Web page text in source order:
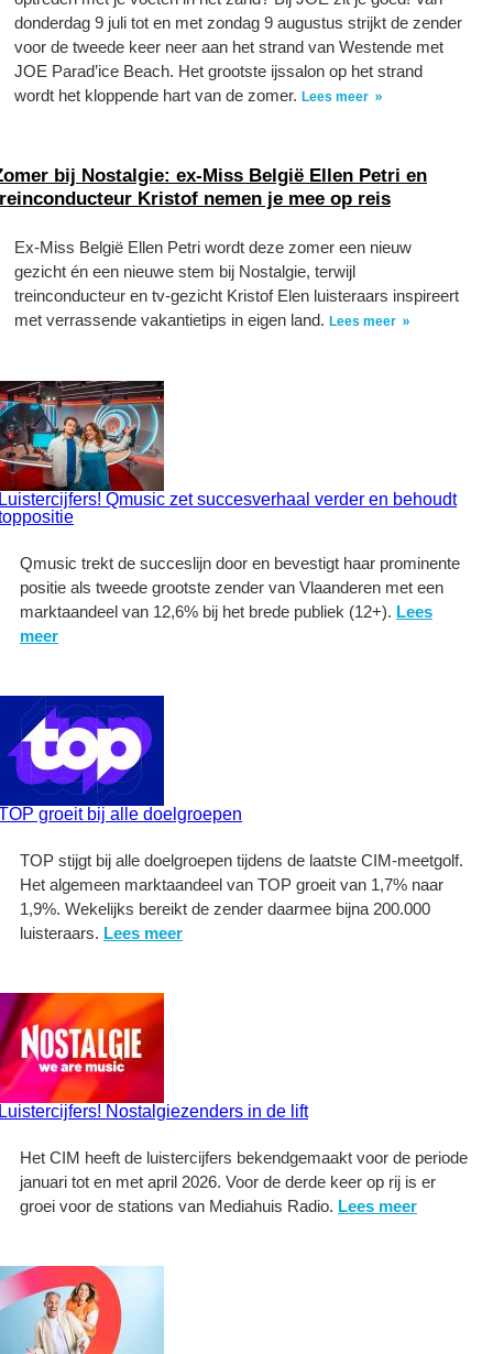
donderdag 9 juli tot en met zondag 9 augustus strijkt de zender
voor de tweede keer neer aan het strand van Westende met
JOE Parad’ice Beach. Het grootste ijssalon op het strand
wordt het kloppende hart van de zomer. Lees meer
bij Nostalgie: ex-Miss België Ellen Petri en
Kristof nemen je mee op reis
Ex-Miss België Ellen Petri wordt deze zomer een nieuw
gezicht én een nieuwe stem bij Nostalgie, terwijl
treinconducteur en tv-gezicht Kristof Elen luisteraars inspireert
met verrassende vakantietips in eigen land. Lees meer
Qmusic zet succesverhaal verder en behoudt
Qmusic trekt de succeslijn door en bevestigt haar prominente
positie als tweede grootste zender van Vlaanderen met een
marktaandeel van 12,6% bij het brede publiek (12+). Lees
meer
groeit bij alle doelgroepen
TOP stijgt bij alle doelgroepen tijdens de laatste CIM-meetgolf.
Het algemeen marktaandeel van TOP groeit van 1,7% naar
1,9%. Wekelijks bereikt de zender daarmee bijna 200.000
luisteraars. Lees meer
Nostalgiezenders in de lift
Het CIM heeft de luistercijfers bekendgemaakt voor de periode
januari tot en met april 2026. Voor de derde keer op rij is er
groei voor de stations van Mediahuis Radio. Lees meer